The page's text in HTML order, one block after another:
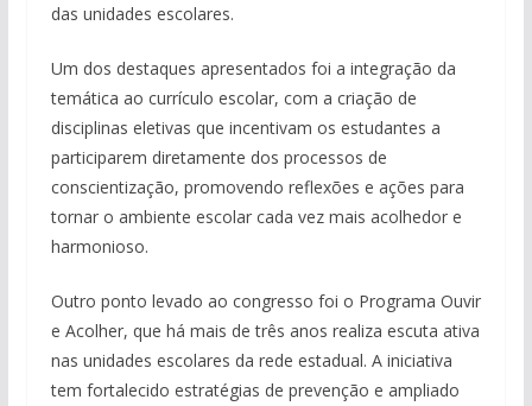
das unidades escolares.
Um dos destaques apresentados foi a integração da
temática ao currículo escolar, com a criação de
disciplinas eletivas que incentivam os estudantes a
participarem diretamente dos processos de
conscientização, promovendo reflexões e ações para
tornar o ambiente escolar cada vez mais acolhedor e
harmonioso.
Outro ponto levado ao congresso foi o Programa Ouvir
e Acolher, que há mais de três anos realiza escuta ativa
nas unidades escolares da rede estadual. A iniciativa
tem fortalecido estratégias de prevenção e ampliado